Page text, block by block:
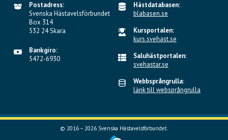
Postadress:
Svenska Hästavelsförbundet
Box 314
532 24 Skara
Bankgiro:
5472-6930
Hästdatabasen:
blabasen.se
Kursportalen:
kurs.svehast.se
Saluhästportalen:
svehastar.se
Webbsprångrulla:
länk till websprångrulla
© 2016 – 2026 Svenska Hästavelsförbundet.